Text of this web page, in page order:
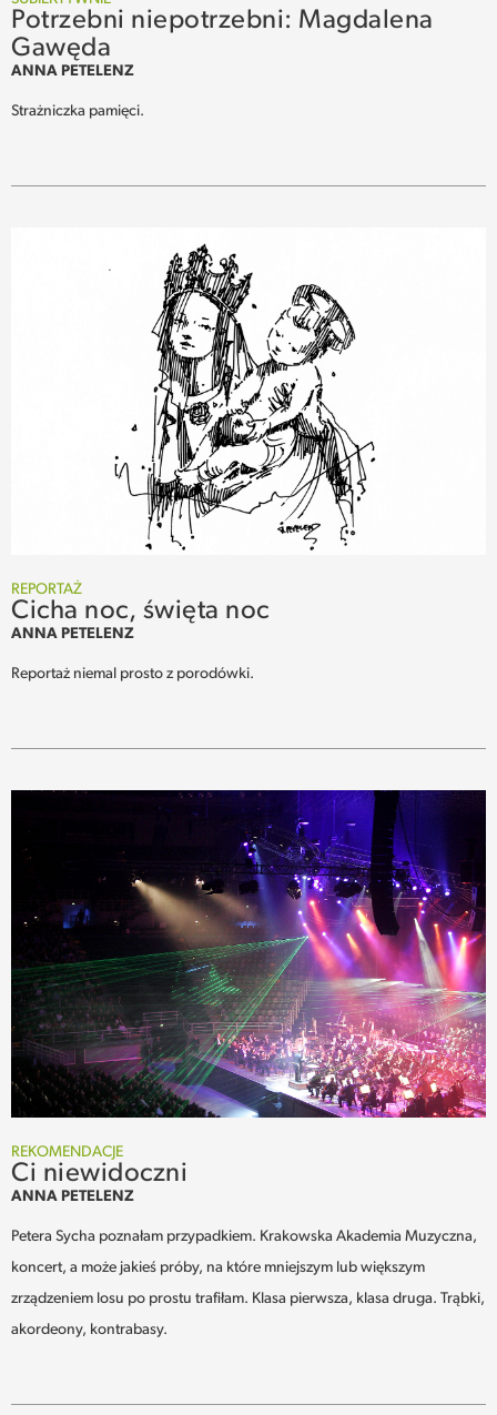
Potrzebni niepotrzebni: Magdalena
Gawęda
ANNA PETELENZ
Strażniczka pamięci.
REPORTAŻ
Cicha noc, święta noc
ANNA PETELENZ
Reportaż niemal prosto z porodówki.
REKOMENDACJE
Ci niewidoczni
ANNA PETELENZ
Petera Sycha poznałam przypadkiem. Krakowska Akademia Muzyczna,
koncert, a może jakieś próby, na które mniejszym lub większym
zrządzeniem losu po prostu trafiłam. Klasa pierwsza, klasa druga. Trąbki,
akordeony, kontrabasy.